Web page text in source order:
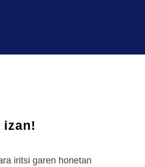
izan!
iritsi garen honetan